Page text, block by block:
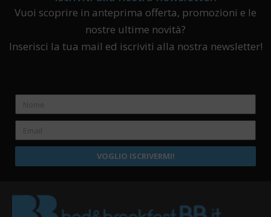
Vuoi scoprire in anteprima offerta, promozioni e le
nostre ultime novità?
Inserisci la tua mail ed iscriviti alla nostra newsletter!
VOGLIO ISCRIVERMI!